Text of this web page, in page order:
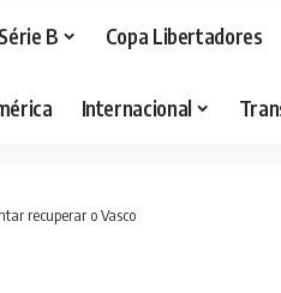
Série B Copa Libertadores
Internacional
recuperar o Vasco